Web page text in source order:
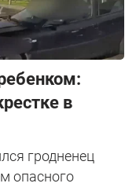
в
гродненец
опасного